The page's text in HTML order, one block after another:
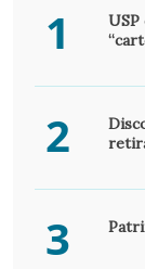
1
USP
2
3